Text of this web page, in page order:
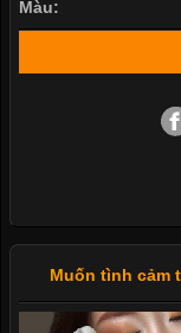
Màu:
Muốn tình cảm